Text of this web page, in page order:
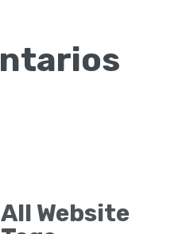
All Website